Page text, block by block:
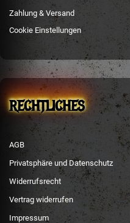
Zahlung & Versand
Cookie Einstellungen
RECHTLICHES
AGB
Privatsphäre und Datenschutz
Widerrufsrecht
Vertrag widerrufen
Impressum